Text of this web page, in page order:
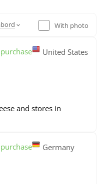
With photo
United States
and stores in
Germany